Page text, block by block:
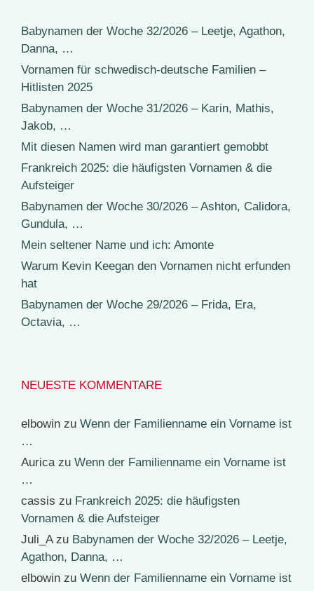
Babynamen der Woche 32/2026 – Leetje, Agathon,
Danna, …
Vornamen für schwedisch-deutsche Familien –
Hitlisten 2025
Babynamen der Woche 31/2026 – Karin, Mathis,
Jakob, …
Mit diesen Namen wird man garantiert gemobbt
Frankreich 2025: die häufigsten Vornamen & die
Aufsteiger
Babynamen der Woche 30/2026 – Ashton, Calidora,
Gundula, …
Mein seltener Name und ich: Amonte
Warum Kevin Keegan den Vornamen nicht erfunden
hat
Babynamen der Woche 29/2026 – Frida, Era,
Octavia, …
NEUESTE KOMMENTARE
elbowin zu Wenn der Familienname ein Vorname ist
…
Auricazu Wenn der Familienname ein Vorname ist
…
cassis zu Frankreich 2025: die häufigsten
Vornamen & die Aufsteiger
Juli_Azu Babynamen der Woche 32/2026 – Leetje,
Agathon, Danna, …
elbowin zu Wenn der Familienname ein Vorname ist